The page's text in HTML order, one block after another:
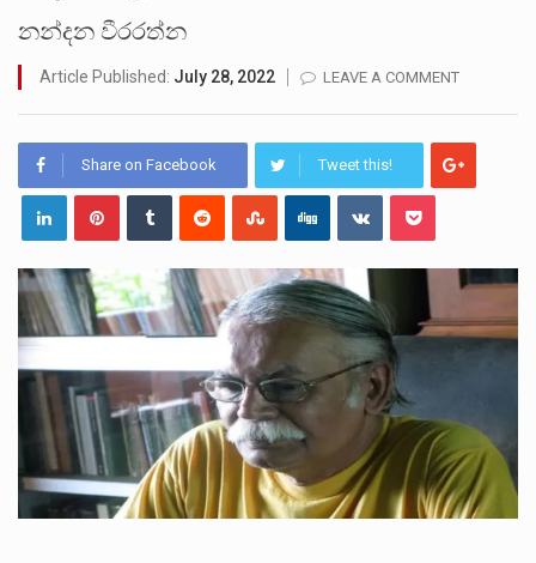
බන්ධනාගාර රැදවියන් 1,021 දෙනෙකු ඉකුත් වසර පහක කාලය තුලදී (2020 ජනවාරි 01 සිට 2025 දෙසැම්බර්…
අගෝස්තු මස දෙවන ඉරිදා ලිට් රූම් සූම් සංවාදය පැවැත්වෙන්නේ "කතා කරන මහ වැව" නම් නකතාවක්…
නන්දන වීරරත්න
Article Published: July 28, 2022 LEAVE A COMMENT
Share on Facebook Tweet this!